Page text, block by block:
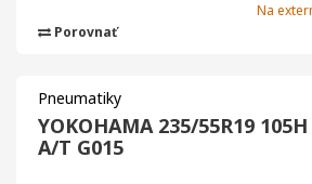
Na
Porovnať
Pneumatiky
YOKOHAMA 235/55R19
A/T G015